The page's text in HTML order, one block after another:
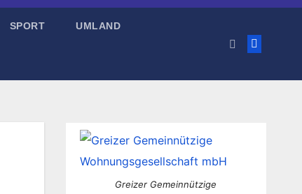
SPORT UMLAND
Greizer Gemeinnützige